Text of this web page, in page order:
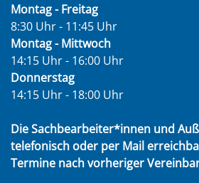
Montag - Freitag
8:30 Uhr - 11:45 Uhr
Montag - Mittwoch
14:15 Uhr - 16:00 Uhr
Donnerstag
14:15 Uhr - 18:00 Uhr
Die Sachbearbeiter*innen und
telefonisch oder per Mail
Termine nach vorheriger